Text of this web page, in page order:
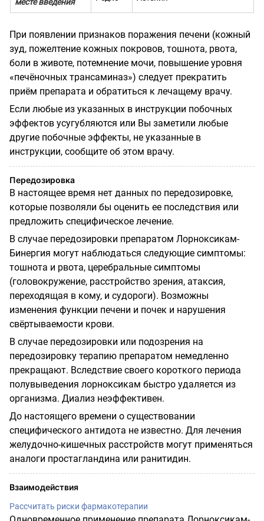
При появлении признаков поражения печени (кожный
зуд, пожелтение кожных покровов, тошнота, рвота,
боли в животе, потемнение мочи, повышение уровня
«печёночных трансаминаз») следует прекратить
приём препарата и обратиться к лечащему врачу.
Если любые из указанных в инструкции побочных
эффектов усугубляются или Вы заметили любые
другие побочные эффекты, не указанные в
инструкции, сообщите об этом врачу.
Передозировка
В настоящее время нет данных по передозировке,
которые позволяли бы оценить ее последствия или
предложить специфическое лечение.
В случае передозировки препаратом Лорноксикам-
Бинергия могут наблюдаться следующие симптомы:
тошнота и рвота, церебральные симптомы
(головокружение, расстройство зрения, атаксия,
переходящая в кому, и судороги). Возможны
изменения функции печени и почек и нарушения
свёртываемости крови.
В случае передозировки или подозрения на
передозировку терапию препаратом немедленно
прекращают. Вследствие своего короткого периода
полувыведения лорноксикам быстро удаляется из
организма. Диализ неэффективен.
До настоящего времени о существовании
специфического антидота не известно. Для лечения
желудочно-кишечных расстройств могут применяться
аналоги простагландина или ранитидин.
Взаимодействия
Рассчитать риски фармакотерапии